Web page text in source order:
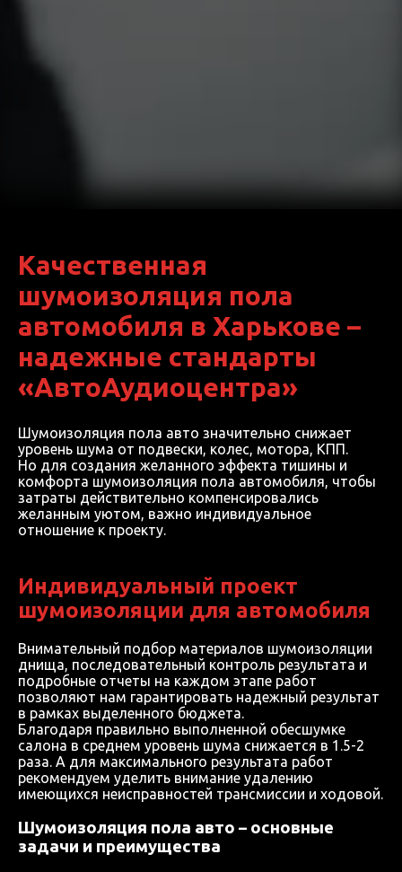
Качественная
шумоизоляция пола
автомобиля в Харькове –
надежные стандарты
«АвтоАудиоцентра»
Шумоизоляция пола авто значительно снижает
уровень шума от подвески, колес, мотора, КПП.
Но для создания желанного эффекта тишины и
комфорта шумоизоляция пола автомобиля, чтобы
затраты действительно компенсировались
желанным уютом, важно индивидуальное
отношение к проекту.
Индивидуальный проект
шумоизоляции для автомобиля
Внимательный подбор материалов шумоизоляции
днища, последовательный контроль результата и
подробные отчеты на каждом этапе работ
позволяют нам гарантировать надежный результат
в рамках выделенного бюджета.
Благодаря правильно выполненной обесшумке
салона в среднем уровень шума снижается в 1.5-2
раза. А для максимального результата работ
рекомендуем уделить внимание удалению
имеющихся неисправностей трансмиссии и ходовой.
Шумоизоляция пола авто – основные
задачи и преимущества